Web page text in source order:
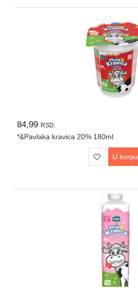
84,99 RSD.
*&Pavlaka kravica 20% 180ml
U korpu